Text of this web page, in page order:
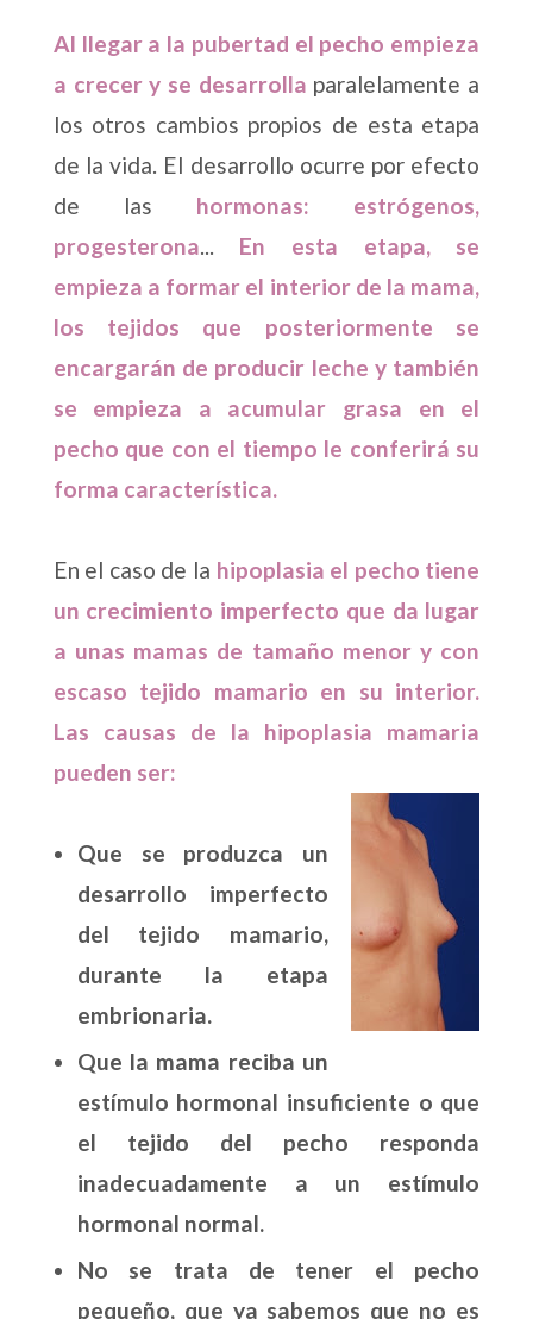
Al llegar a la pubertad el pecho empieza
a crecer y se desarrolla paralelamente a
los otros cambios propios de esta etapa
de la vida. El desarrollo ocurre por efecto
de las hormonas: estrógenos,
progesterona... En esta etapa, se
empieza a formar el interior de la mama,
los tejidos que posteriormente se
encargarán de producir leche y también
se empieza a acumular grasa en el
pecho que con el tiempo le conferirá su
forma característica.
En el caso de la hipoplasia el pecho tiene
un crecimiento imperfecto que da lugar
a unas mamas de tamaño menor y con
escaso tejido mamario en su interior.
Las causas de la hipoplasia mamaria
pueden ser:
Que se produzca un
desarrollo imperfecto
del tejido mamario,
durante la etapa
embrionaria.
Que la mama reciba un
estímulo hormonal insuficiente o que
el tejido del pecho responda
inadecuadamente a un estímulo
hormonal normal.
No se trata de tener el pecho
pequeño, que ya sabemos que no es